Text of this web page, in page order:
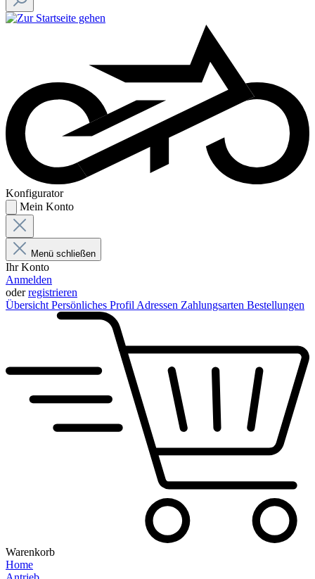
Konfigurator
Mein Konto
Menü schließen
Ihr Konto
Anmelden
oderregistrieren
Übersicht Persönliches Profil Adressen Zahlungsarten Bestellungen
Warenkorb
Home